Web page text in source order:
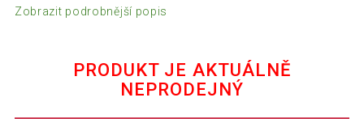
Zobrazit podrobnější popis
PRODUKT JE AKTUÁLNĚ
NEPRODEJNÝ